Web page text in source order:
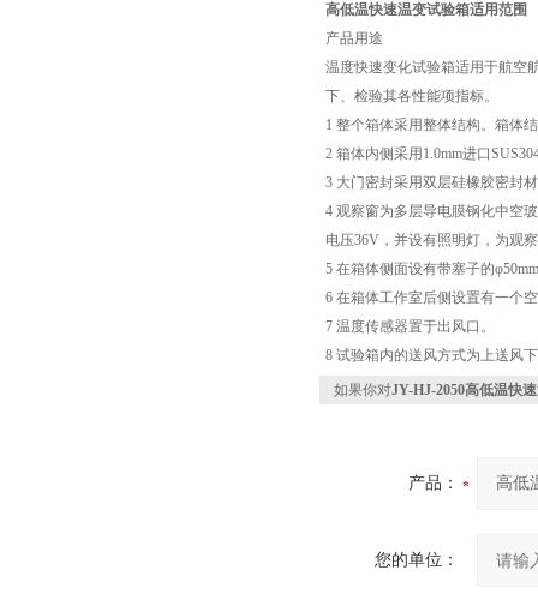
高低温快速温变试验箱适用范围
产品用途
温度快速变化试验箱适用于航空
下、检验其各性能项指标。
1 整个箱体采用整体结构。箱体
2 箱体内侧采用1.0mm进口
3 大门密封采用双层硅橡胶密封
4 观察窗为多层导电膜钢化中空
电压36V，并设有照明灯，为观
5 在箱体侧面设有带塞子的
6 在箱体工作室后侧设置有一个
7 温度传感器置于出风口。
8 试验箱内的送风方式为上送风
如果你对JY-HJ-2050高低温快
产品：
您的单位：